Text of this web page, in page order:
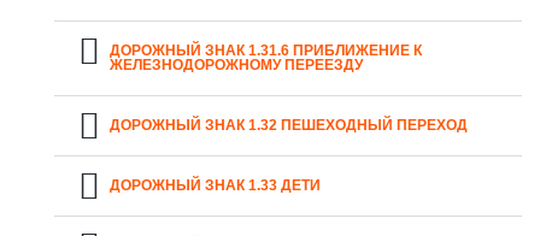
ДОРОЖНЫЙ ЗНАК 1.31.6 ПРИБЛИЖЕНИЕ К
ЖЕЛЕЗНОДОРОЖНОМУ ПЕРЕЕЗДУ
ДОРОЖНЫЙ ЗНАК 1.32 ПЕШЕХОДНЫЙ ПЕРЕХОД
ДОРОЖНЫЙ ЗНАК 1.33 ДЕТИ